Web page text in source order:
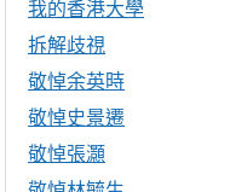
我的香港大學
拆解歧視
敬悼余英時
敬悼史景遷
敬悼張灝